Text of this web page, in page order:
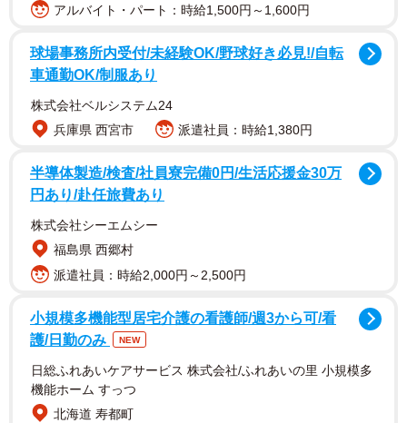
【林ゆめさんプロフィール】
1995年10月18日生まれ。北海道出身。「世界でもっとも美
しい顔100人」に3年連続でノミネート。身長168cmと恵ま
れたスタイルとビジュアルを武器に、誌面・モデルの活動
市の「ふらの観光親善大使」に任命をされ地元富良野市の
PRを積極的に行っており北海道のテレビ番組にも多数出演
アルバイト・パート：時給1,500円～1,600円
球場事務所内受付/未経験OK/野球好き必見!/自転
車通勤OK/制服あり
株式会社ベルシステム24
兵庫県 西宮市
派遣社員：時給1,380円
半導体製造/検査/社員寮完備0円/生活応援金30万
円あり/赴任旅費あり
株式会社シーエムシー
福島県 西郷村
派遣社員：時給2,000円～2,500円
小規模多機能型居宅介護の看護師/週3から可/看
護/日勤のみ
NEW
日総ふれあいケアサービス 株式会社/ふれあいの里 小規模多
機能ホーム すっつ
北海道 寿都町